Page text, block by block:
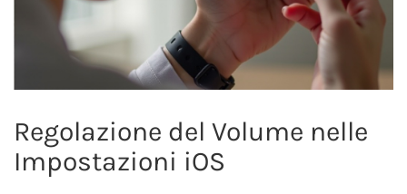
Regolazione del Volume nelle
Impostazioni iOS